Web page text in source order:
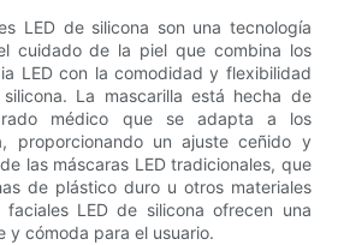
LED de silicona son una tecnología
cuidado de la piel que combina los
LED con la comodidad y flexibilidad
La mascarilla está hecha de
médico que se adapta a los
proporcionando un ajuste ceñido y
las máscaras LED tradicionales, que
de plástico duro u otros materiales
faciales LED de silicona ofrecen una
y cómoda para el usuario.